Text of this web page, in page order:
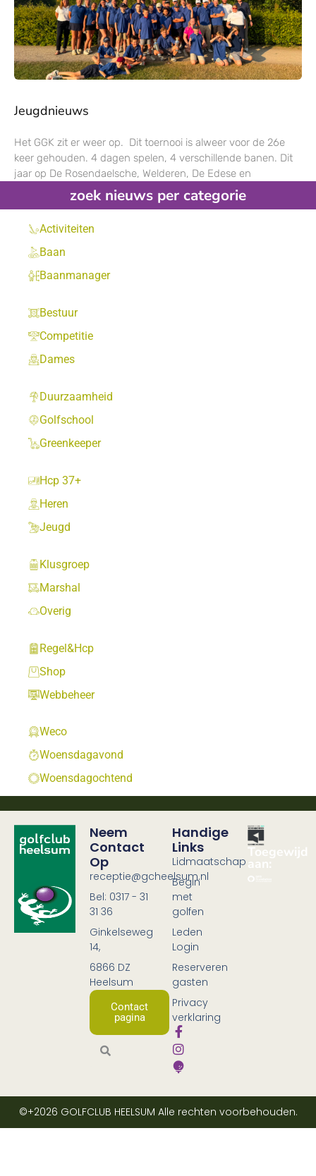
Jeugdnieuws
Het GGK zit er weer op. Dit toernooi is alweer voor de 26e
keer gehouden. 4 dagen spelen, 4 verschillende banen. Dit
jaar op De Rosendaelsche, Welderen, De Edese en
zoek nieuws per categorie
Activiteiten
Baan
Baanmanager
Bestuur
Competitie
Dames
Duurzaamheid
Golfschool
Greenkeeper
Hcp 37+
Heren
Jeugd
Klusgroep
Marshal
Overig
Regel&Hcp
Shop
Webbeheer
Weco
Woensdagavond
Woensdagochtend
Neem
Contact
Op
receptie@gcheelsum.nl
Bel: 0317 - 31
31 36
Ginkelseweg
14,
6866 DZ
Heelsum
Contact
pagina
Handige
Links
Lidmaatschap
Begin
met
golfen
Leden
Login
Reserveren
gasten
Privacy
verklaring
Toegewijd
aan:
©+2026 GOLFCLUB HEELSUM Alle rechten voorbehouden.